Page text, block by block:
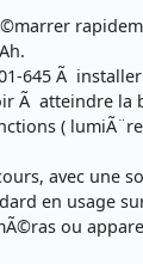
645 Ã
Ã atteindre la
(
avec une
en usage
ou